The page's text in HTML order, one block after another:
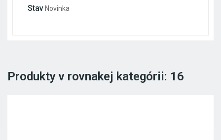
Stav Novinka
Produkty v rovnakej kategórii: 16